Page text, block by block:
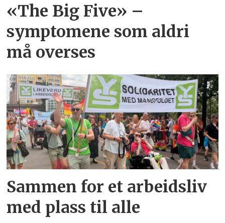
«The Big Five» –
symptomene som aldri
må overses
Sammen for et arbeidsliv
med plass til alle